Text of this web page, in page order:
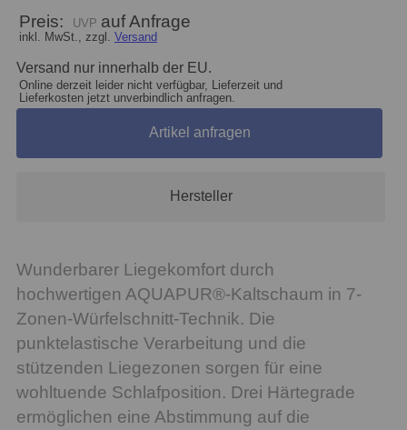
Preis: auf Anfrage
inkl. MwSt., zzgl. Versand
Versand nur innerhalb der EU.
Online derzeit leider nicht verfügbar, Lieferzeit und
Lieferkosten jetzt unverbindlich anfragen.
Artikel anfragen
Hersteller
Wunderbarer Liegekomfort durch
hochwertigen AQUAPUR®-Kaltschaum in 7-
Zonen-Würfelschnitt-Technik. Die
punktelastische Verarbeitung und die
stützenden Liegezonen sorgen für eine
wohltuende Schlafposition. Drei Härtegrade
ermöglichen eine Abstimmung auf die